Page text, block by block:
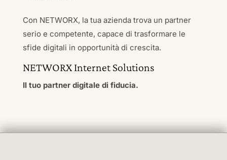
Con NETWORX, la tua azienda trova un partner
serio e competente, capace di trasformare le
sfide digitali in opportunità di crescita.
NETWORX Internet Solutions
Il tuo partner digitale di fiducia.